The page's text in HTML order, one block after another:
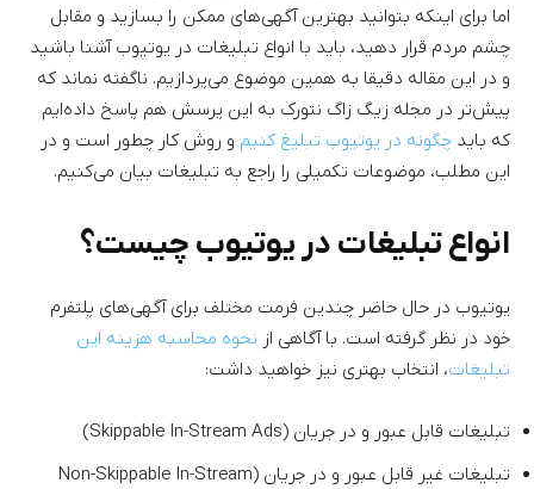
اما برای اینکه بتوانید بهترین آگهی‌های ممکن را بسازید و مقابل
چشم مردم قرار دهید، باید با انواع تبلیغات در یوتیوب آشنا باشید
و در این مقاله دقیقا به همین موضوع می‌پردازیم. ناگفته نماند که
پیش‌تر در مجله زیگ زاگ نتورک به این پرسش هم پاسخ‌ داده‌ایم
که باید چگونه در یوتیوب تبلیغ کنیم و روش کار چطور است و در
این مطلب، موضوعات تکمیلی را راجع به تبلیغات بیان می‌کنیم.
انواع تبلیغات در یوتیوب چیست؟
یوتیوب در حال حاضر چندین فرمت مختلف برای آگهی‌های پلتفرم
خود در نظر گرفته است. با آگاهی از نحوه محاسبه هزینه این
تبلیغات، انتخاب بهتری نیز خواهید داشت:
تبلیغات قابل عبور و در جریان (Skippable In-Stream Ads)
تبلیغات غیر قابل عبور و در جریان (Non-Skippable In-Stream